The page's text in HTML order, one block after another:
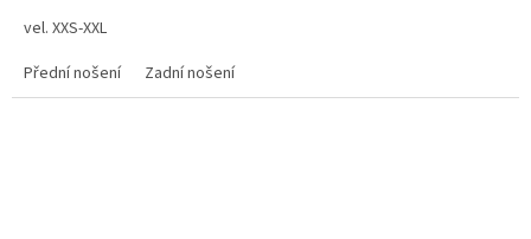
vel. XXS-XXL
Přední nošení
Zadní nošení